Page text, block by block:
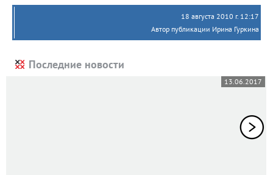
18 августа 2010 г. 12:17
Автор публикации Ирина Гуркина
Последние новости
13.06.2017